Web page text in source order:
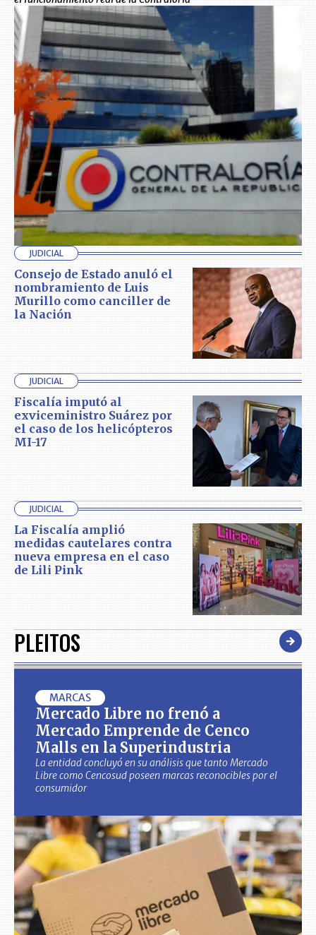
JUDICIAL
Consejo de Estado anuló el
nombramiento de Luis
Murillo como canciller de
la Nación
JUDICIAL
Fiscalía imputó al
exviceministro Suárez por
el caso de los helicópteros
MI-17
JUDICIAL
La Fiscalía amplió
medidas cautelares contra
nueva empresa en el caso
de Lili Pink
PLEITOS
MARCAS
Mercado Libre no frenó a
Mercado Emprende de Cenco
Malls en la Superindustria
La entidad concluyó en su análisis que tanto Mercado
Libre como Cencosud poseen marcas reconocibles por el
consumidor